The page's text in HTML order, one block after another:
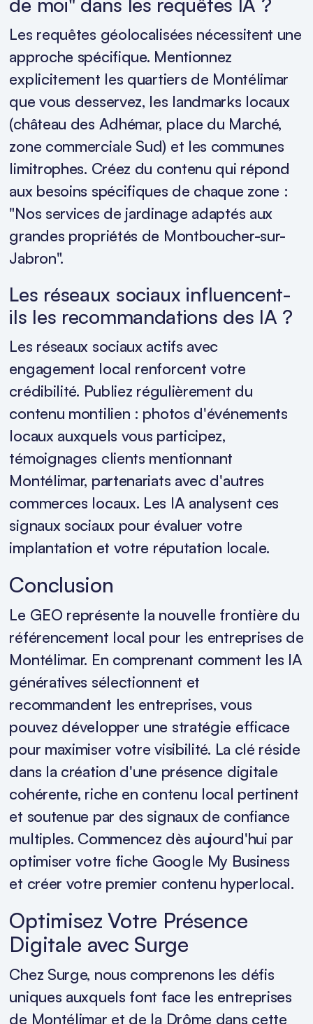
Les requêtes géolocalisées nécessitent une
approche spécifique. Mentionnez
explicitement les quartiers de Montélimar
que vous desservez, les landmarks locaux
(château des Adhémar, place du Marché,
zone commerciale Sud) et les communes
limitrophes. Créez du contenu qui répond
aux besoins spécifiques de chaque zone :
"Nos services de jardinage adaptés aux
grandes propriétés de Montboucher-sur-
Jabron".
Les réseaux sociaux influencent-
ils les recommandations des IA ?
Les réseaux sociaux actifs avec
engagement local renforcent votre
crédibilité. Publiez régulièrement du
contenu montilien : photos d'événements
locaux auxquels vous participez,
témoignages clients mentionnant
Montélimar, partenariats avec d'autres
commerces locaux. Les IA analysent ces
signaux sociaux pour évaluer votre
implantation et votre réputation locale.
Conclusion
Le GEO représente la nouvelle frontière du
référencement local pour les entreprises de
Montélimar. En comprenant comment les IA
génératives sélectionnent et
recommandent les entreprises, vous
pouvez développer une stratégie efficace
pour maximiser votre visibilité. La clé réside
dans la création d'une présence digitale
cohérente, riche en contenu local pertinent
et soutenue par des signaux de confiance
multiples. Commencez dès aujourd'hui par
optimiser votre fiche Google My Business
et créer votre premier contenu hyperlocal.
Optimisez Votre Présence
Digitale avec Surge
Chez Surge, nous comprenons les défis
uniques auxquels font face les entreprises
de Montélimar et de la Drôme dans cette